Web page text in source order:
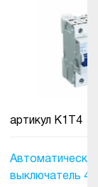
Автоматический
выключатель
артикул K1T4